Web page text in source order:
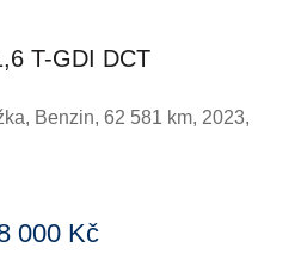
T-GDI DCT
, Benzin, 62 581 km, 2023,
000 Kč